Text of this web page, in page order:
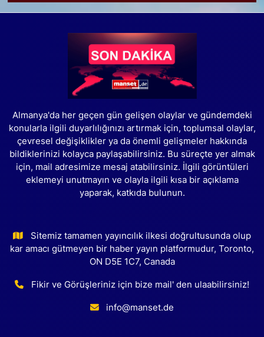
Almanya'da her geçen gün gelişen olaylar ve gündemdeki
konularla ilgili duyarlılığınızı artırmak için, toplumsal olaylar,
çevresel değişiklikler ya da önemli gelişmeler hakkında
bildiklerinizi kolayca paylaşabilirsiniz. Bu süreçte yer almak
için, mail adresimize mesaj atabilirsiniz. İlgili görüntüleri
eklemeyi unutmayın ve olayla ilgili kısa bir açıklama
yaparak, katkıda bulunun.
Sitemiz tamamen yayıncılık ilkesi doğrultusunda olup
kar amacı gütmeyen bir haber yayın platformudur, Toronto,
ON D5E 1C7, Canada
Fikir ve Görüşleriniz için bize mail' den ulaabilirsiniz!
info@manset.de